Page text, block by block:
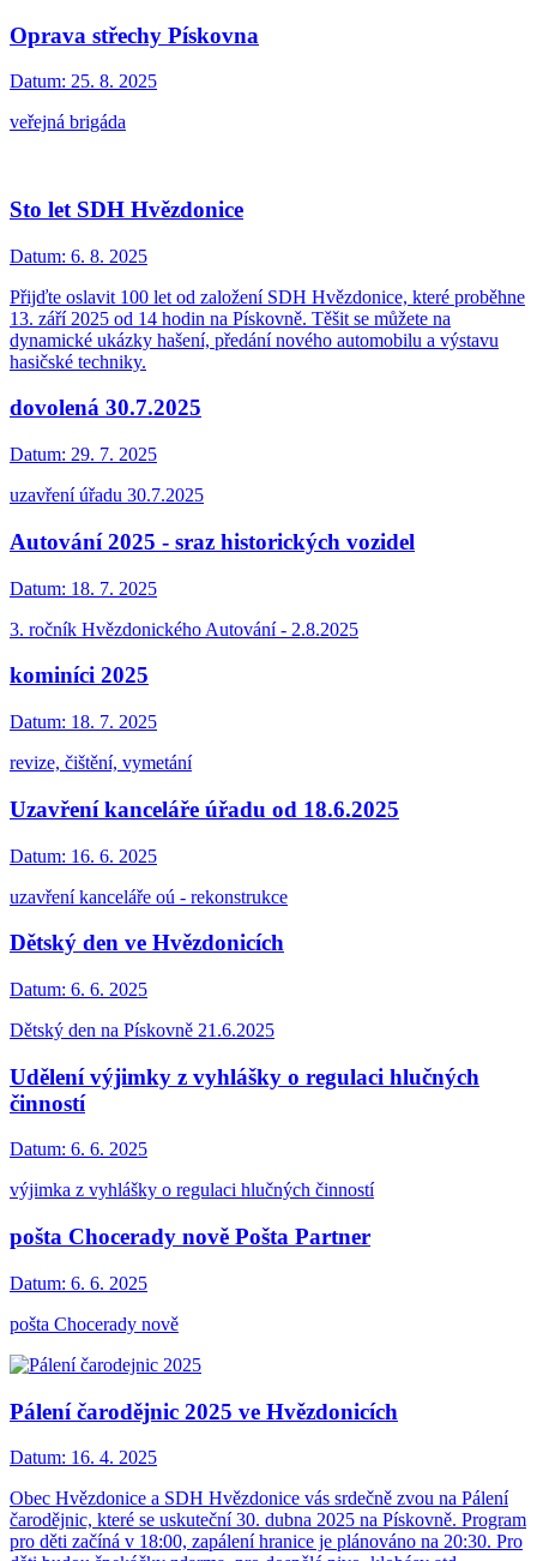
Oprava střechy Pískovna
Datum: 25. 8. 2025
veřejná brigáda
Sto let SDH Hvězdonice
Datum: 6. 8. 2025
Přijďte oslavit 100 let od založení SDH Hvězdonice, které proběhne
13. září 2025 od 14 hodin na Pískovně. Těšit se můžete na
dynamické ukázky hašení, předání nového automobilu a výstavu
hasičské techniky.
dovolená 30.7.2025
Datum: 29. 7. 2025
uzavření úřadu 30.7.2025
Autování 2025 - sraz historických vozidel
Datum: 18. 7. 2025
3. ročník Hvězdonického Autování - 2.8.2025
kominíci 2025
Datum: 18. 7. 2025
revize, čištění, vymetání
Uzavření kanceláře úřadu od 18.6.2025
Datum: 16. 6. 2025
uzavření kanceláře oú - rekonstrukce
Dětský den ve Hvězdonicích
Datum: 6. 6. 2025
Dětský den na Pískovně 21.6.2025
Udělení výjimky z vyhlášky o regulaci hlučných
činností
Datum: 6. 6. 2025
výjimka z vyhlášky o regulaci hlučných činností
pošta Chocerady nově Pošta Partner
Datum: 6. 6. 2025
pošta Chocerady nově
Pálení čarodějnic 2025 ve Hvězdonicích
Datum: 16. 4. 2025
Obec Hvězdonice a SDH Hvězdonice vás srdečně zvou na Pálení
čarodějnic, které se uskuteční 30. dubna 2025 na Pískovně. Program
pro děti začíná v 18:00, zapálení hranice je plánováno na 20:30. Pro